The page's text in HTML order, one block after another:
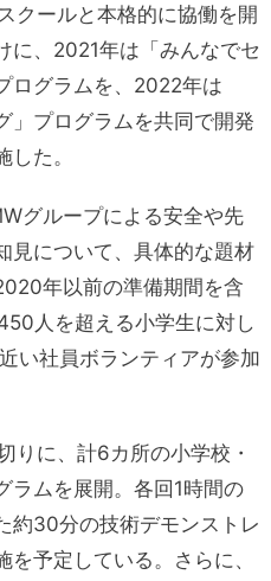
クールと本格的に協働を開
に、2021年は「みんなでセ
ログラムを、2022年は
」プログラムを共同で開発
た。
グループによる安全や先
見について、具体的な題材
年以前の準備期間を含
人を超える小学生に対し
い社員ボランティアが参加
りに、計6カ所の小学校・
ラムを展開。各回1時間の
約30分の技術デモンストレ
予定している。さらに、